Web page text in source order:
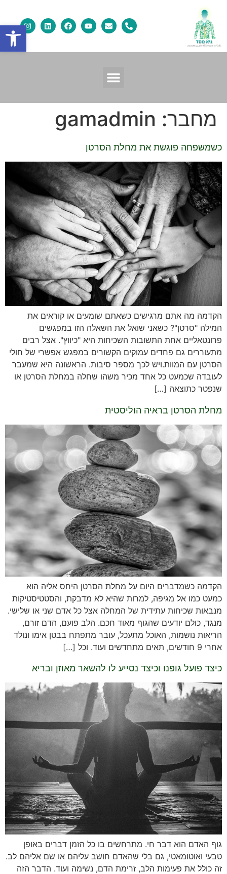
מחבר: gamadmin
כשמשפחה פוגשת את מחלת הסרטן
הקדמה מה אתם מרגישים כשאתם שומעים או קוראים את
המילה "סרטן"? כשאני שואל את השאלה הזו במפגשים
פרונטאליים אחת התשובות השכיחות היא "כיווץ". אצל רבים
מתעוררים גם פחדים עמוקים הקשורים במפגש אפשרי של חולי
הסרטן עם המוות.ויש לכך מספר סיבות. הראשונה היא שמעבר
לעובדה שכמעט כל אחד מכיר משהו שחלה במחלת הסרטן או
שנפטר כתוצאה […]
מחלת הסרטן בראיה הוליסטית
הקדמה כשמדברים היום על מחלת הסרטן היחס אליה הוא
כמעט כמו אל מגיפה, למרות שהיא לא מדבקת, והסטטיסטיקות
מנבאות שכיחות עתידית של המחלה אצל כל אדם שני או שלישי.
מנגד, כולם יודעים שהגוף מאוד חכם. הלב פועם, הדם זורם,
הריאות נושמות, האוכל מתעכל, עובר מתפתח בבטן אימו ונולד
אחרי 9 חודשים, תאים מתחדשים ועוד. וכל […]
כיצד פועל גופנו וכיצד נסייע לו להשאר מאוזן ובריא
גוף האדם הוא דבר חי. מתרחשים בו כל הזמן דברים באופן
טבעי ואוטומאטי, גם בלי שהאדם חושב עליהם או שם אליהם לב.
זה כולל את פעימות הלב, זרימת הדם, נשימה ועוד. הדבר הזה